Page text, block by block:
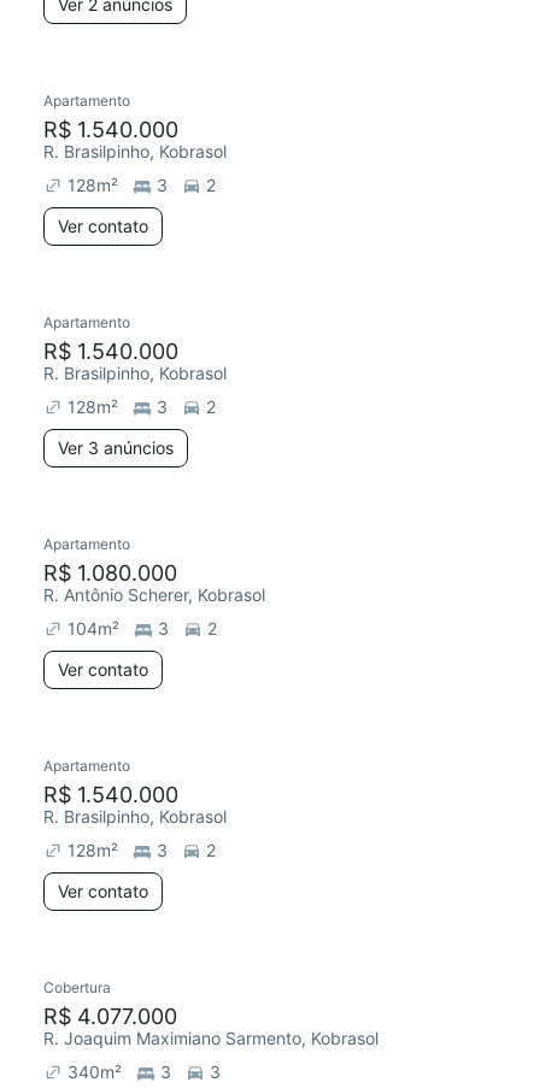
Ver 2 anúncios
Apartamento
R$ 1.540.000
R. Brasilpinho, Kobrasol
128m² 3
2
Ver contato
Apartamento
R$ 1.540.000
R. Brasilpinho, Kobrasol
128m² 3
2
Ver 3 anúncios
Apartamento
R$ 1.080.000
R. Antônio Scherer, Kobrasol
104m² 3
2
Ver contato
Apartamento
R$ 1.540.000
R. Brasilpinho, Kobrasol
128m² 3
2
Ver contato
Cobertura
R$ 4.077.000
R. Joaquim Maximiano Sarmento, Kobrasol
340m² 3
3